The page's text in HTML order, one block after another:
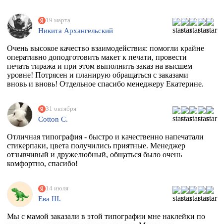
19 марта
Никита Архангельский
Очень высокое качество взаимодействия: помогли крайне
оперативно доподготовить макет к печати, провести
печать тиража и при этом выполнить заказ на высшем
уровне! Потрясен и планирую обращаться с заказами
вновь и вновь! Отдельное спасибо менеджеру Екатерине.
31 октября
Cotton C.
Отличная типография - быстро и качественно напечатали
стикерпаки, цвета получились приятные. Менеджер
отзывчивый и дружелюбный, общаться было очень
комфортно, спасибо!
14 июля
Ева Ш.
Мы с мамой заказали в этой типографии мне наклейки по